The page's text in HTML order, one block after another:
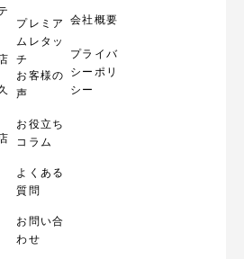
プレミア
ムレタッ
チ
お客様の
声
お役立ち
コラム
よくある
質問
お問い合
わせ
会社概要
プライバ
シーポリ
シー